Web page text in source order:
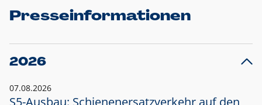
Presseinformationen
2026
07.08.2026